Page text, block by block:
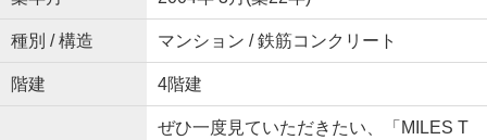
種別 / 構造 マンション / 鉄筋コンクリート
階建 4階建
ぜひ一度見ていただきたい、「MILES T